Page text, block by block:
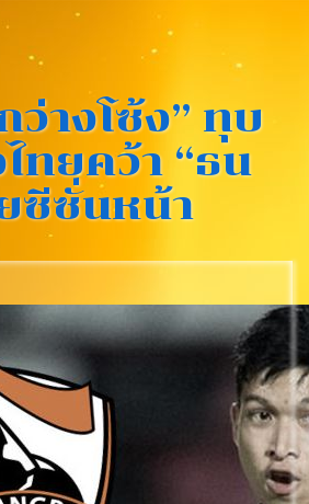
ว่างโซ้ง” ทุบ
ทยคว้า “ธน
ซีซั่นหน้า